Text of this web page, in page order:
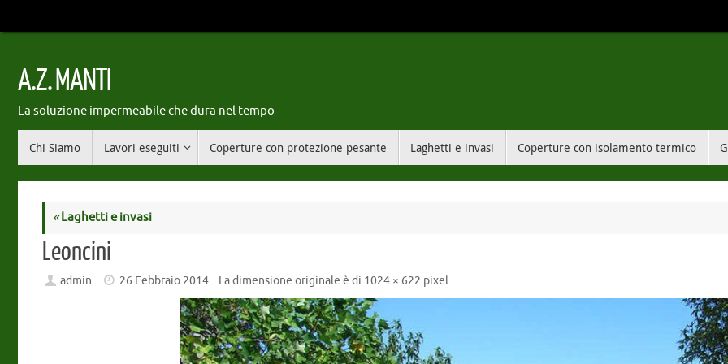
al
A.Z. MANTI
La soluzione impermeabile che dura nel tempo
Chi Siamo Lavori eseguiti Coperture con protezione pesante Laghetti e invasi Coperture con isolamento termico
«Laghetti e invasi
Leoncini
admin 26 Febbraio 2014 La dimensione originale è di 1024 × 622 pixel